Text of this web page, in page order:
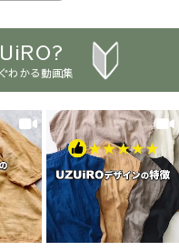
、 親子で違う模様に挑戦し
り、 2枚あるから楽しみ方
広がります♪ しかも、以
ました🔥 「工作の準備
大変…」 「家が汚れそ
…」 「最後まで完成できる
な？」 そんな心配もで
るだけ少なく。 用意す
ものは、たったの3つ。
ボウル・計量カップ・お
わかる動画集